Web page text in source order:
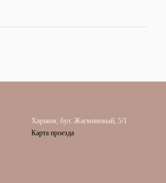
Харьков, бул. Жасминовый, 5/1
Карта проезда